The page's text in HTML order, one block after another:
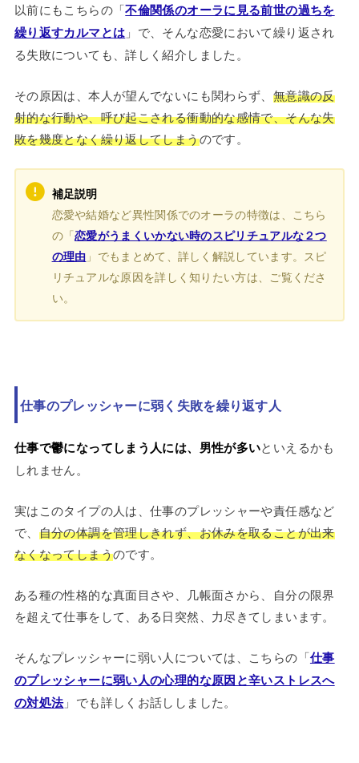
以前にもこちらの「不倫関係のオーラに見る前世の過ちを
繰り返すカルマとは 」で、そんな恋愛において繰り返され
る失敗についても、詳しく紹介しました。
その原因は、本人が望んでないにも関わらず、 無意識の反
射的な行動や、呼び起こされる衝動的な感情で、そんな失
敗を幾度となく繰り返してしまうのです。
補足説明
恋愛や結婚など異性関係でのオーラの特徴は、こちら
の「恋愛がうまくいかない時のスピリチュアルな２つ
の理由 」でもまとめて、詳しく解説しています。スピ
リチュアルな原因を詳しく知りたい方は、ご覧くださ
い。
仕事のプレッシャーに弱く失敗を繰り返す人
仕事で鬱になってしまう人には、男性が多いといえるかも
しれません。
実はこのタイプの人は、仕事のプレッシャーや責任感など
で、 自分の体調を管理しきれず、お休みを取ることが出来
なくなってしまうのです。
ある種の性格的な真面目さや、几帳面さから、自分の限界
を超えて仕事をして、ある日突然、力尽きてしまいます。
そんなプレッシャーに弱い人については、こちらの「仕事
のプレッシャーに弱い人の心理的な原因と辛いストレスへ
の対処法」でも詳しくお話ししました。